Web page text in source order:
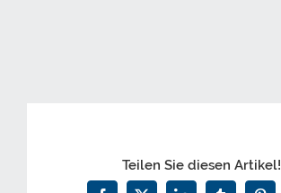
Teilen Sie diesen Artikel!